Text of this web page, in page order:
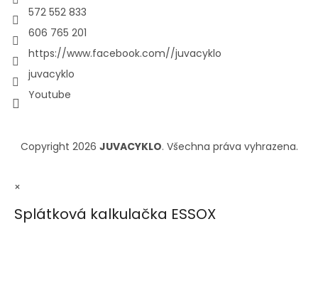
572 552 833
606 765 201
https://www.facebook.com//juvacyklo
juvacyklo
Youtube
Copyright 2026 JUVACYKLO. Všechna práva vyhrazena.
×
Splátková kalkulačka ESSOX